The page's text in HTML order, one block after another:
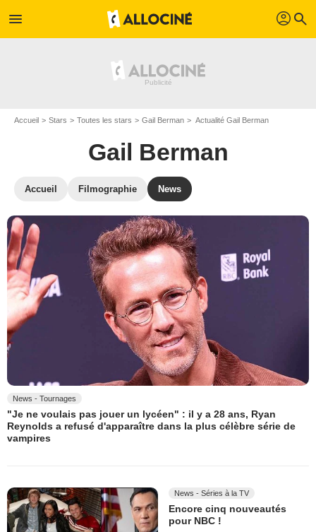
menu profil search
Accueil Stars Toutes les stars Gail Berman Actualité Gail Berman
Gail Berman
Accueil Filmographie News
News - Tournages
"Je ne voulais pas jouer un lycéen" : il y a 28 ans, Ryan
Reynolds a refusé d'apparaître dans la plus célèbre série de
vampires
News - Séries à la TV
Encore cinq nouveautés
pour NBC !